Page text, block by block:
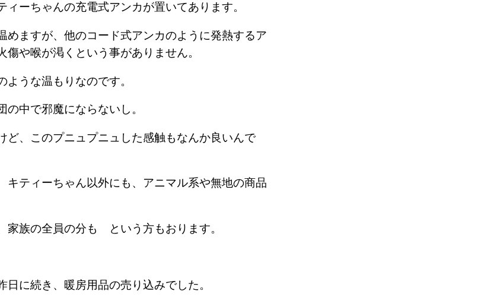
ィーちゃんの充電式アンカが置いてあります。
めますが、他のコード式アンカのように発熱するア
傷や喉が渇くという事がありません。
ような温もりなのです。
の中で邪魔にならないし。
ど、このプニュプニュした感触もなんか良いんで
ティーちゃん以外にも、アニマル系や無地の商品
家族の全員の分も という方もおります。
日に続き、暖房用品の売り込みでした。